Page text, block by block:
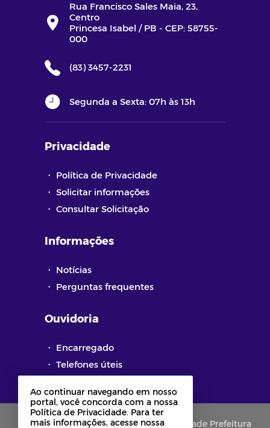
Rua Francisco Sales Maia, 23,
Centro
Princesa Isabel / PB - CEP: 58755-
000
(83) 3457-2231
Segunda a Sexta: 07h às 13h
Privacidade
・ Política de Privacidade
・ Solicitar informações
・ Consultar Solicitação
Informações
・ Notícias
・ Perguntas frequentes
Ouvidoria
・ Encarregado
・ Telefones úteis
Copyright © 2021-2026 Portal de Privacidade Prefeitura
Ao continuar navegando em nosso
portal, você concorda com a nossa
Política de Privacidade. Para ter
mais informações, acesse nossa